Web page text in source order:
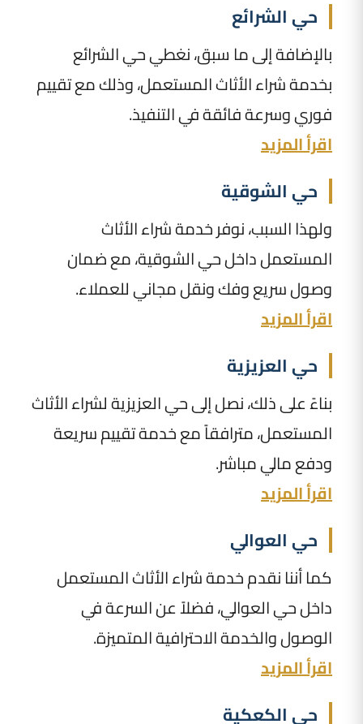
حي الشرائع
بالإضافة إلى ما سبق، نغطي حي الشرائع
بخدمة شراء الأثاث المستعمل، وذلك مع تقييم
فوري وسرعة فائقة في التنفيذ.
اقرأ المزيد
حي الشوقية
ولهذا السبب، نوفر خدمة شراء الأثاث
المستعمل داخل حي الشوقية، مع ضمان
وصول سريع وفك ونقل مجاني للعملاء.
اقرأ المزيد
حي العزيزية
بناءً على ذلك، نصل إلى حي العزيزية لشراء الأثاث
المستعمل، مترافقاً مع خدمة تقييم سريعة
ودفع مالي مباشر.
اقرأ المزيد
حي العوالي
كما أننا نقدم خدمة شراء الأثاث المستعمل
داخل حي العوالي، فضلاً عن السرعة في
الوصول والخدمة الاحترافية المتميزة.
اقرأ المزيد
حي الكعكية